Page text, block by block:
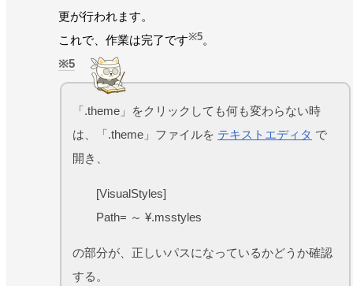
更が行われます。
これで、作業は完了です※5。
5
「.theme」をクリックしても何も変わらない時
は、「.theme」ファイルを テキストエディタ で
開き、
[VisualStyles]
Path= ～ ¥.msstyles
の部分が、正しいパスになっているかどうか確認
する。